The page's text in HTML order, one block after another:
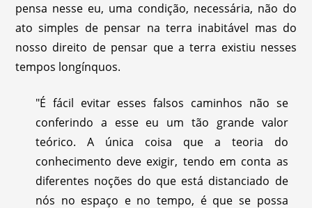
pensa nesse eu, uma condição, necessária, não do
ato simples de pensar na terra inabitável mas do
nosso direito de pensar que a terra existiu nesses
tempos longínquos.
"É fácil evitar esses falsos caminhos não se
conferindo a esse eu um tão grande valor
teórico. A única coisa que a teoria do
conhecimento deve exigir, tendo em conta as
diferentes noções do que está distanciado de
nós no espaço e no tempo, é que se possa